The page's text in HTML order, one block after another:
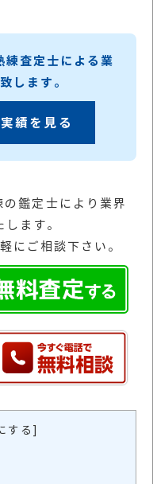
査定士による業
します。
績を見る
鑑定士により業界
ます。
にご相談下さい。
する]